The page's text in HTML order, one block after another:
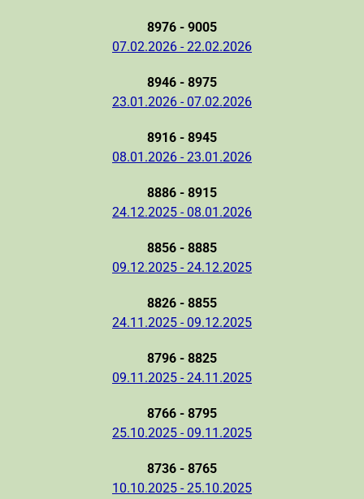
8976 - 9005
07.02.2026 - 22.02.2026
8946 - 8975
23.01.2026 - 07.02.2026
8916 - 8945
08.01.2026 - 23.01.2026
8886 - 8915
24.12.2025 - 08.01.2026
8856 - 8885
09.12.2025 - 24.12.2025
8826 - 8855
24.11.2025 - 09.12.2025
8796 - 8825
09.11.2025 - 24.11.2025
8766 - 8795
25.10.2025 - 09.11.2025
8736 - 8765
10.10.2025 - 25.10.2025